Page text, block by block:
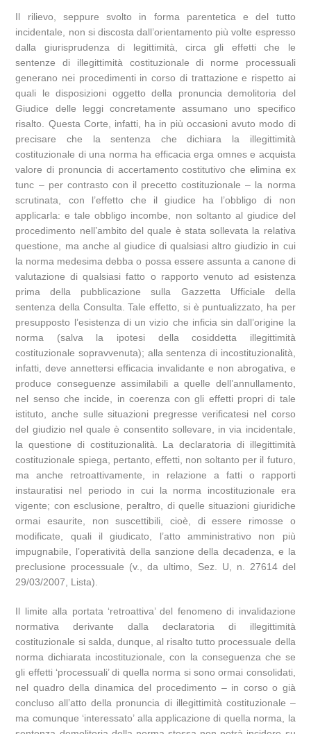
Il rilievo, seppure svolto in forma parentetica e del tutto
incidentale, non si discosta dall’orientamento più volte espresso
dalla giurisprudenza di legittimità, circa gli effetti che le
sentenze di illegittimità costituzionale di norme processuali
generano nei procedimenti in corso di trattazione e rispetto ai
quali le disposizioni oggetto della pronuncia demolitoria del
Giudice delle leggi concretamente assumano uno specifico
risalto. Questa Corte, infatti, ha in più occasioni avuto modo di
precisare che la sentenza che dichiara la illegittimità
costituzionale di una norma ha efficacia erga omnes e acquista
valore di pronuncia di accertamento costitutivo che elimina ex
tunc – per contrasto con il precetto costituzionale – la norma
scrutinata, con l’effetto che il giudice ha l’obbligo di non
applicarla: e tale obbligo incombe, non soltanto al giudice del
procedimento nell’ambito del quale è stata sollevata la relativa
questione, ma anche al giudice di qualsiasi altro giudizio in cui
la norma medesima debba o possa essere assunta a canone di
valutazione di qualsiasi fatto o rapporto venuto ad esistenza
prima della pubblicazione sulla Gazzetta Ufficiale della
sentenza della Consulta. Tale effetto, si è puntualizzato, ha per
presupposto l’esistenza di un vizio che inficia sin dall’origine la
norma (salva la ipotesi della cosiddetta illegittimità
costituzionale sopravvenuta); alla sentenza di incostituzionalità,
infatti, deve annettersi efficacia invalidante e non abrogativa, e
produce conseguenze assimilabili a quelle dell’annullamento,
nel senso che incide, in coerenza con gli effetti propri di tale
istituto, anche sulle situazioni pregresse verificatesi nel corso
del giudizio nel quale è consentito sollevare, in via incidentale,
la questione di costituzionalità. La declaratoria di illegittimità
costituzionale spiega, pertanto, effetti, non soltanto per il futuro,
ma anche retroattivamente, in relazione a fatti o rapporti
instauratisi nel periodo in cui la norma incostituzionale era
vigente; con esclusione, peraltro, di quelle situazioni giuridiche
ormai esaurite, non suscettibili, cioè, di essere rimosse o
modificate, quali il giudicato, l’atto amministrativo non più
impugnabile, l’operatività della sanzione della decadenza, e la
preclusione processuale (v., da ultimo, Sez. U, n. 27614 del
29/03/2007, Lista).
Il limite alla portata ‘retroattiva’ del fenomeno di invalidazione
normativa derivante dalla declaratoria di illegittimità
costituzionale si salda, dunque, al risalto tutto processuale della
norma dichiarata incostituzionale, con la conseguenza che se
gli effetti ‘processuali’ di quella norma si sono ormai consolidati,
nel quadro della dinamica del procedimento – in corso o già
concluso all’atto della pronuncia di illegittimità costituzionale –
ma comunque ‘interessato’ alla applicazione di quella norma, la